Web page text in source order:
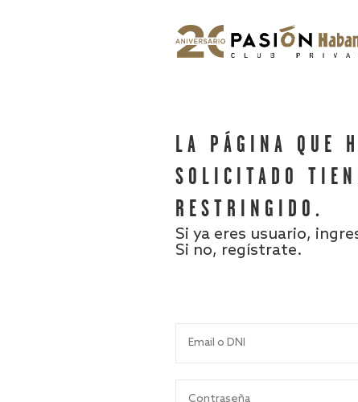
LA PÁGINA QUE
SOLICITADO
RESTRINGIDO.
Si ya eres usuario,
Si no, regístrate.